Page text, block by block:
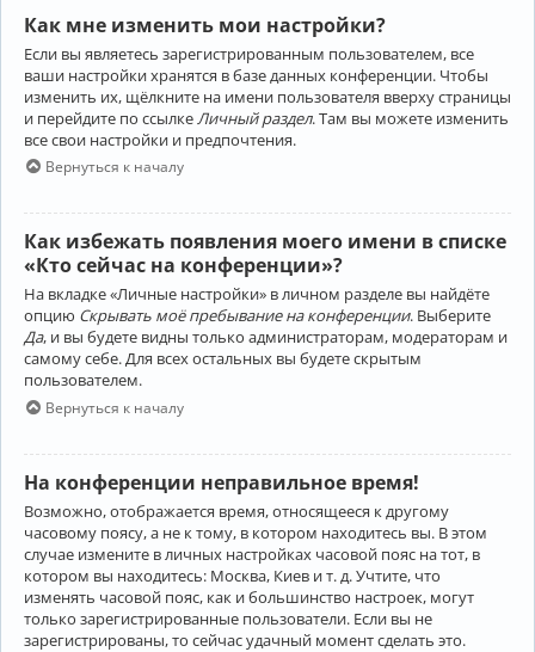
Как мне изменить мои настройки?
Если вы являетесь зарегистрированным пользователем, все
ваши настройки хранятся в базе данных конференции. Чтобы
изменить их, щёлкните на имени пользователя вверху страницы
и перейдите по ссылке Личный раздел. Там вы можете изменить
все свои настройки и предпочтения.
Вернуться к началу
Как избежать появления моего имени в списке
«Кто сейчас на конференции»?
На вкладке «Личные настройки» в личном разделе вы найдёте
опцию Скрывать моё пребывание на конференции. Выберите
Да, и вы будете видны только администраторам, модераторам и
самому себе. Для всех остальных вы будете скрытым
пользователем.
Вернуться к началу
На конференции неправильное время!
Возможно, отображается время, относящееся к другому
часовому поясу, а не к тому, в котором находитесь вы. В этом
случае измените в личных настройках часовой пояс на тот, в
котором вы находитесь: Москва, Киев и т. д. Учтите, что
изменять часовой пояс, как и большинство настроек, могут
только зарегистрированные пользователи. Если вы не
зарегистрированы, то сейчас удачный момент сделать это.